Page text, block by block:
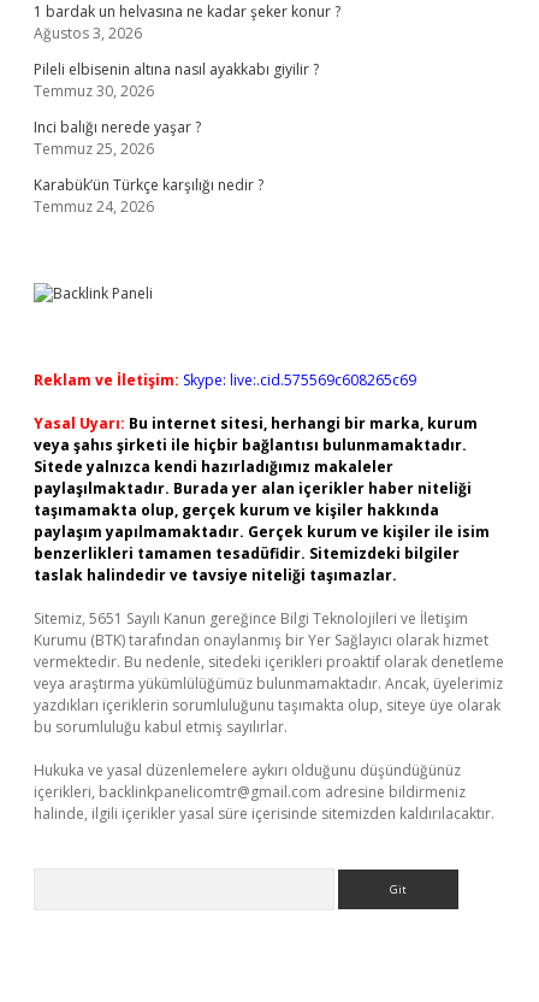
1 bardak un helvasına ne kadar şeker konur ?
Ağustos 3, 2026
Pileli elbisenin altına nasıl ayakkabı giyilir ?
Temmuz 30, 2026
Inci balığı nerede yaşar ?
Temmuz 25, 2026
Karabük’ün Türkçe karşılığı nedir ?
Temmuz 24, 2026
Reklam ve İletişim: Skype: live:.cid.575569c608265c69
Yasal Uyarı: Bu internet sitesi, herhangi bir marka, kurum
veya şahıs şirketi ile hiçbir bağlantısı bulunmamaktadır.
Sitede yalnızca kendi hazırladığımız makaleler
paylaşılmaktadır. Burada yer alan içerikler haber niteliği
taşımamakta olup, gerçek kurum ve kişiler hakkında
paylaşım yapılmamaktadır. Gerçek kurum ve kişiler ile isim
benzerlikleri tamamen tesadüfidir. Sitemizdeki bilgiler
taslak halindedir ve tavsiye niteliği taşımazlar.
Sitemiz, 5651 Sayılı Kanun gereğince Bilgi Teknolojileri ve İletişim
Kurumu (BTK) tarafından onaylanmış bir Yer Sağlayıcı olarak hizmet
vermektedir. Bu nedenle, sitedeki içerikleri proaktif olarak denetleme
veya araştırma yükümlülüğümüz bulunmamaktadır. Ancak, üyelerimiz
yazdıkları içeriklerin sorumluluğunu taşımakta olup, siteye üye olarak
bu sorumluluğu kabul etmiş sayılırlar.
Hukuka ve yasal düzenlemelere aykırı olduğunu düşündüğünüz
içerikleri, backlinkpanelicomtr@gmail.com adresine bildirmeniz
halinde, ilgili içerikler yasal süre içerisinde sitemizden kaldırılacaktır.